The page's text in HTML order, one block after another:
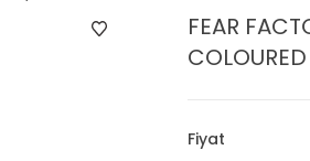
FEAR
Fiyat